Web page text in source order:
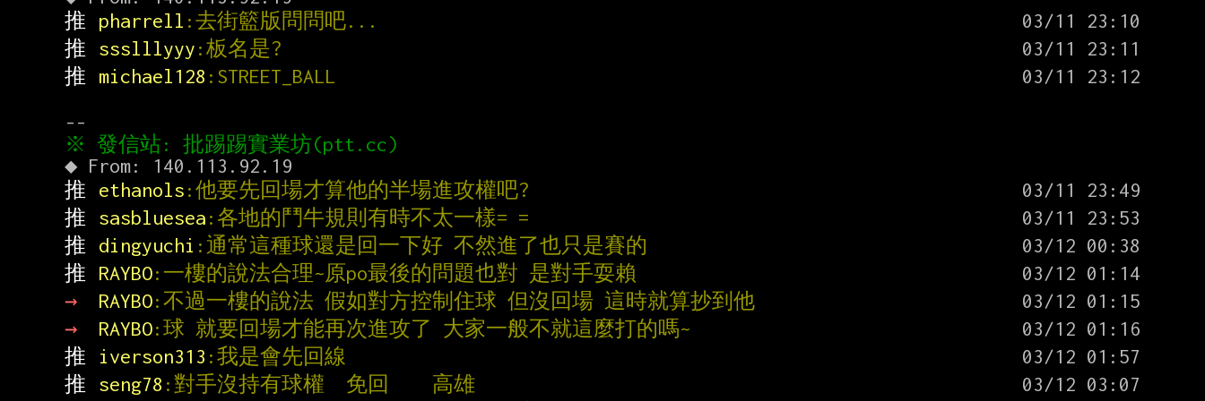
推
pharrell :去街籃版問問吧...
推
ssslllyyy:板名是?
推
michael128 :STREET_BALL
推
ethanols:他要先回場才算他的半場進攻權吧?
推
sasbluesea:各地的鬥牛規則有時不太一樣= =
推
dingyuchi :通常這種球還是回一下好 不然進了也只是賽的
推
RAYBO:一樓的說法合理~原po最後的問題也對 是對手耍賴
→
RAYBO:不過一樓的說法 假如對方控制住球 但沒回場 這時就算抄到他
→
RAYBO:球 就要回場才能再次進攻了 大家一般不就這麼打的嗎~
推
iverson313 :我是會先回線
推
seng78 :對手沒持有球權  免回    高雄